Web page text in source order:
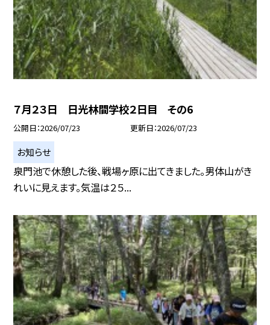
７月２３日 日光林間学校２日目 その6
公開日 2026/07/23 更新日 2026/07/23
お知らせ
泉門池で休憩した後、戦場ヶ原に出てきました。男体山がき
れいに見えます。気温は２５...